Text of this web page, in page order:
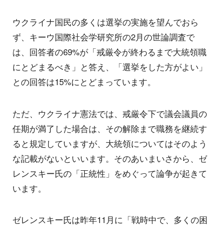
ウクライナ国民の多くは選挙の実施を望んでおら
ず、キーウ国際社会学研究所の2月の世論調査で
は、回答者の69%が「戒厳令が終わるまで大統領職
にとどまるべき」と答え、「選挙をした方がよい」
との回答は15%にとどまっています。
ただ、ウクライナ憲法では、戒厳令下で議会議員の
任期が満了した場合は、その解除まで職務を継続す
ると規定していますが、大統領についてはそのよう
な記載がないといいます。そのあいまいさから、ゼ
レンスキー氏の「正統性」をめぐって論争が起きて
います。
ゼレンスキー氏は昨年11月に「戦時中で、多くの困